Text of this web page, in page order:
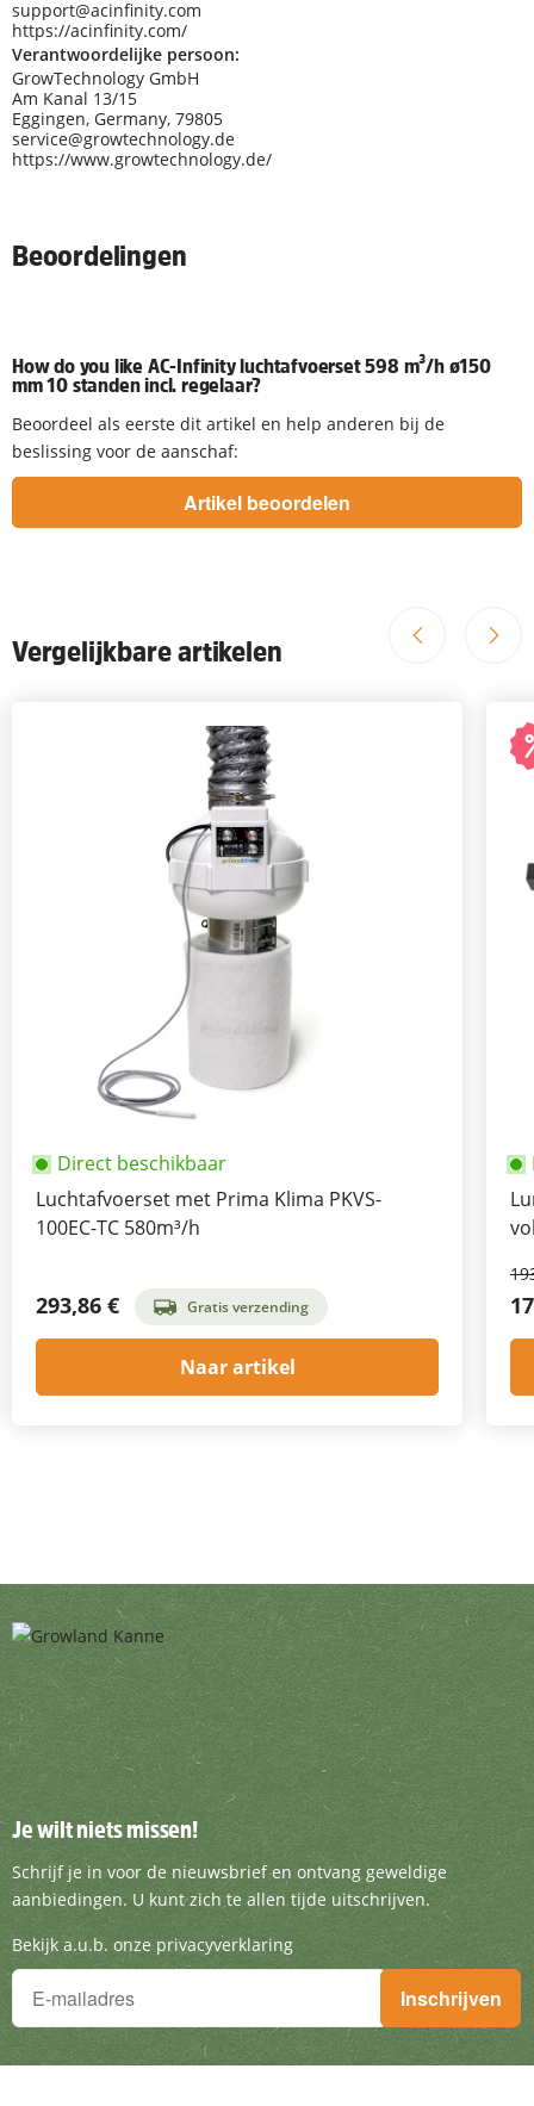
support@acinfinity.com
https://acinfinity.com/
Verantwoordelijke persoon:
GrowTechnology GmbH
Am Kanal 13/15
Eggingen, Germany, 79805
service@growtechnology.de
https://www.growtechnology.de/
Beoordelingen
How do you like AC-Infinity luchtafvoerset 598 m³/h ø150
mm 10 standen incl. regelaar?
Beoordeel als eerste dit artikel en help anderen bij de
beslissing voor de aanschaf:
Vergelijkbare artikelen
Direct beschikbaar
Luchtafvoerset met Prima Klima PKVS-
100EC-TC 580m³/h
293,86 € Gratis verzending
Naar artikel
Je wilt niets missen!
Schrijf je in voor de nieuwsbrief en ontvang
Je wilt niets missen!
Schrijf je in voor de nieuwsbrief en ontvang geweldige
aanbiedingen. U kunt zich te allen tijde uitschrijven.
Bekijk a.u.b. onze privacyverklaring
Je wilt niets missen!
Schrijf je in voor de nieuwsbrief en ontvang geweldige
Inschrijven